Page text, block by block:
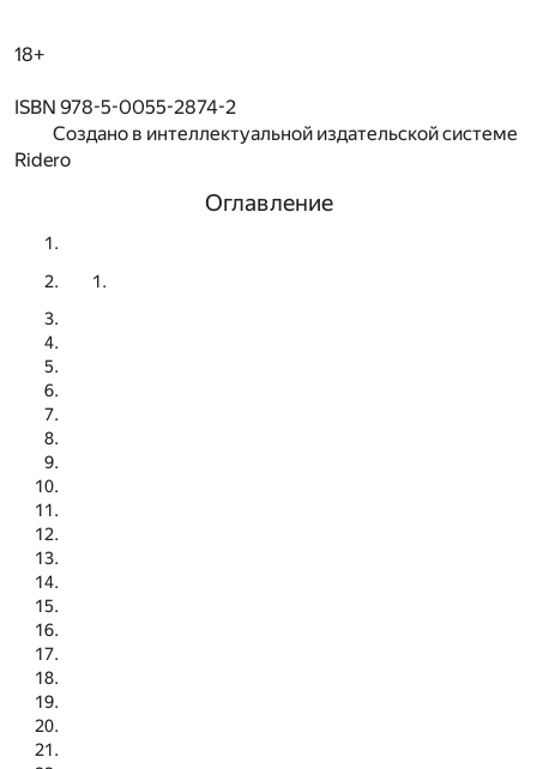
18+
ISBN 978-5-0055-2874-2
Создано в интеллектуальной издательской системе
Ridero
Оглавление